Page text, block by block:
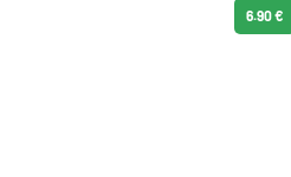
6.90 €